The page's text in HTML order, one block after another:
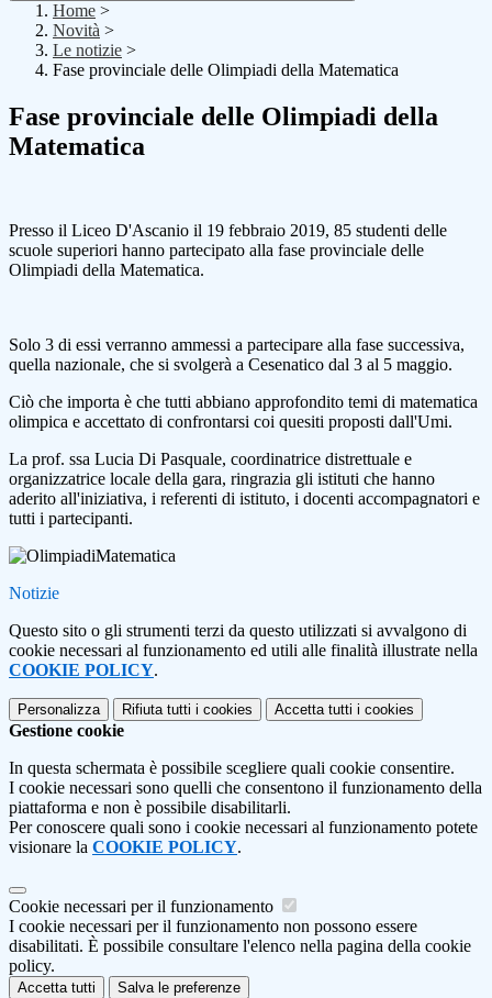
Home >
Novità >
Le notizie >
Fase provinciale delle Olimpiadi della Matematica
Fase provinciale delle Olimpiadi della
Matematica
Presso il Liceo D'Ascanio il 19 febbraio 2019, 85 studenti delle
scuole superiori hanno partecipato alla fase provinciale delle
Olimpiadi della Matematica.
Solo 3 di essi verranno ammessi a partecipare alla fase successiva,
quella nazionale, che si svolgerà a Cesenatico dal 3 al 5 maggio.
Ciò che importa è che tutti abbiano approfondito temi di matematica
olimpica e accettato di confrontarsi coi quesiti proposti dall'Umi.
La prof. ssa Lucia Di Pasquale, coordinatrice distrettuale e
organizzatrice locale della gara, ringrazia gli istituti che hanno
aderito all'iniziativa, i referenti di istituto, i docenti accompagnatori e
tutti i partecipanti.
Notizie
Questo sito o gli strumenti terzi da questo utilizzati si avvalgono di
cookie necessari al funzionamento ed utili alle finalità illustrate nella
COOKIE POLICY.
Personalizza Rifiuta tutti i cookies Accetta tutti i cookies
Gestione cookie
In questa schermata è possibile scegliere quali cookie consentire.
I cookie necessari sono quelli che consentono il funzionamento della
piattaforma e non è possibile disabilitarli.
Per conoscere quali sono i cookie necessari al funzionamento potete
visionare la COOKIE POLICY.
Cookie necessari per il funzionamento
I cookie necessari per il funzionamento non possono essere
disabilitati. È possibile consultare l'elenco nella pagina della cookie
policy.
Accetta tutti Salva le preferenze